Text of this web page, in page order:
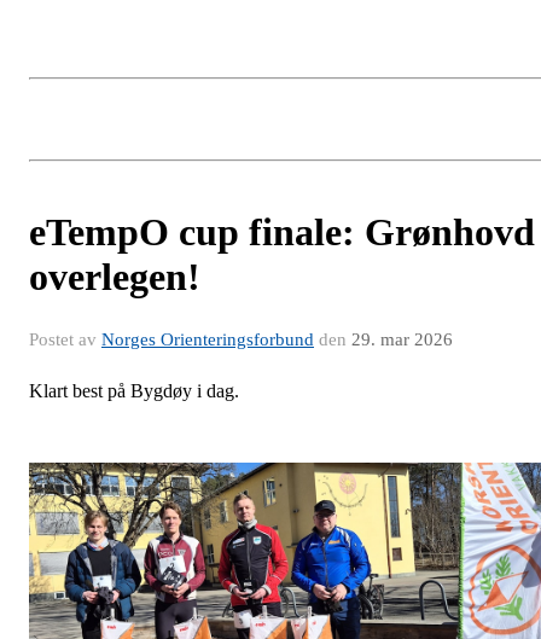
eTempO cup finale: Grønhovd
overlegen!
Postet av Norges Orienteringsforbund den 29. mar 2026
Klart best på Bygdøy i dag.